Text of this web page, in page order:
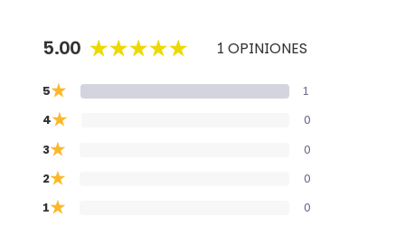
5.00 1 OPINIONES
5★
1
4★
0
3★
0
2★
0
1★ 0